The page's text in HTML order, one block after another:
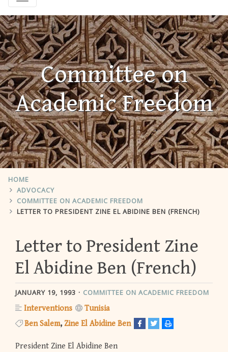
Committee on
Academic Freedom
HOME
ADVOCACY
COMMITTEE ON ACADEMIC FREEDOM
LETTER TO PRESIDENT ZINE EL ABIDINE BEN (FRENCH)
Letter to President Zine
El Abidine Ben (French)
JANUARY 19, 1993 COMMITTEE ON ACADEMIC FREEDOM
Interventions
Tunisia
Ben Salem Zine El Abidine Ben
President Zine El Abidine Ben